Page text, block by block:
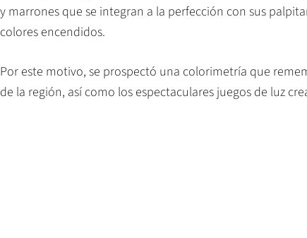
y marrones que se integran a la perfección con sus
colores encendidos.
Por este motivo, se prospectó una colorimetría que
de la región, así como los espectaculares juegos de luz